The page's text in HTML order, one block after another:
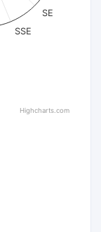
SE
SSE
Highcharts.com